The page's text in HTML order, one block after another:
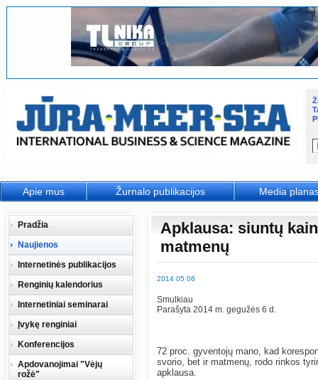
Apklausa: siuntų
matmenų
2014 05 06
Smulkiau
Parašyta 2014 m. gegužės 6 d.
72 proc. gyventojų mano, kad
svorio, bet ir matmenų, rodo rinkos
apklausa.
Pradžia
Naujienos
Internetinės publikacijos
Renginių kalendorius
Internetiniai seminarai
Įvykę renginiai
Konferencijos
Apdovanojimai "Vėjų
rožė"
Apie mus Žurnalo publikacijos Media